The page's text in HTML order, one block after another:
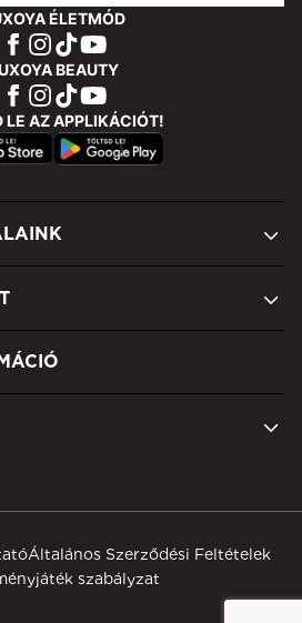
ÉLETMÓD
BEAUTY
LE AZ APPLIKÁCIÓT!
Általános Szerződési Feltételek
szabályzat